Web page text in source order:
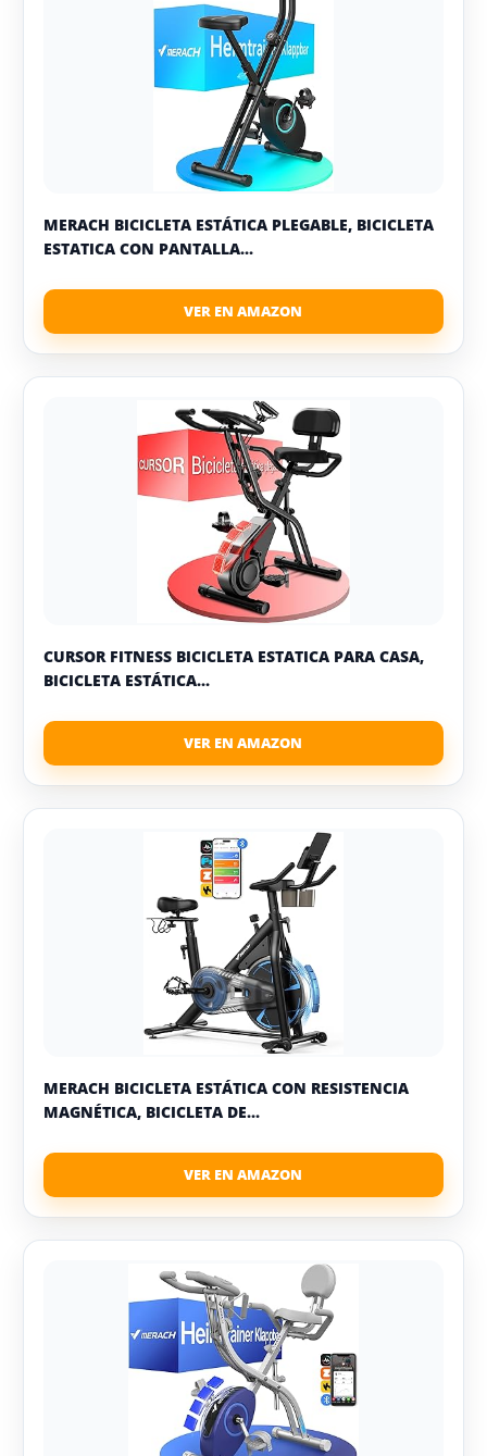
MERACH BICICLETA ESTÁTICA PLEGABLE, BICICLETA
ESTATICA CON PANTALLA...
CURSOR FITNESS BICICLETA ESTATICA PARA CASA,
BICICLETA ESTÁTICA...
MERACH BICICLETA ESTÁTICA CON RESISTENCIA
MAGNÉTICA, BICICLETA DE...